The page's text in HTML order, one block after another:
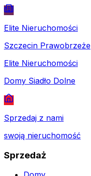
Elite Nieruchomości
Szczecin Prawobrzeże
Elite Nieruchomości
Domy Siadło Dolne
Sprzedaj z nami
swoją nieruchomość
Sprzedaż